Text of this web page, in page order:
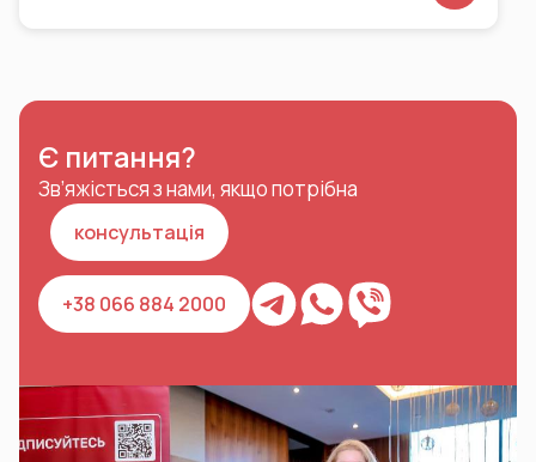
Є питання?
Зв’яжісться з нами, якщо потрібна
консультація
+38 066 884 2000